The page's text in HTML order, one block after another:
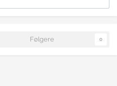
Følgere 0